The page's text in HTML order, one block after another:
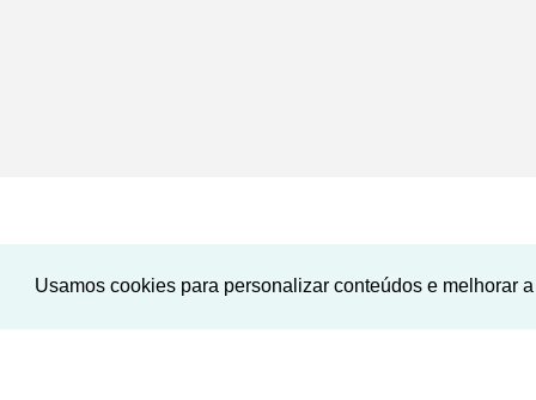
Usamos cookies para personalizar conteúdos e melhorar